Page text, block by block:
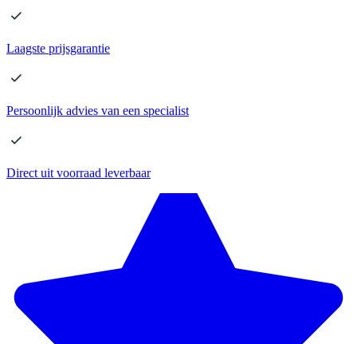
Laagste prijsgarantie
Persoonlijk advies van een specialist
Direct uit voorraad leverbaar